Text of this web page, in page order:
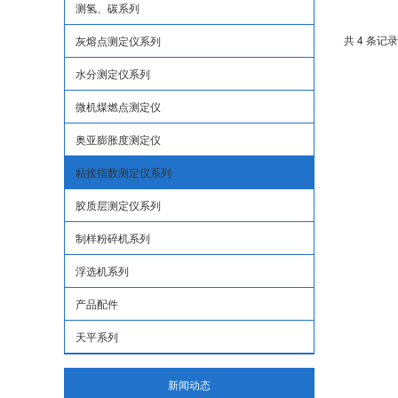
共 4 条记
测氢、碳系列
灰熔点测定仪系列
水分测定仪系列
微机煤燃点测定仪
奥亚膨胀度测定仪
粘接指数测定仪系列
胶质层测定仪系列
制样粉碎机系列
浮选机系列
产品配件
天平系列
新闻动态